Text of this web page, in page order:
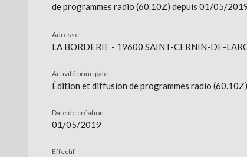
de programmes radio (60.10Z) depuis 01/05/
Adresse
LA BORDERIE - 19600 SAINT-CERNIN-DE-
Activité principale
Édition et diffusion de programmes radio (60.10Z)
Date de création
01/05/2019
Effectif